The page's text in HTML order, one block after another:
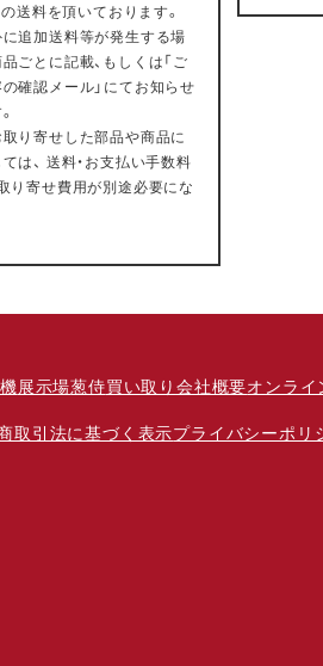
送料を頂いております。
に追加送料等が発生する場
ごとに記載、もしくは「ご
確認メール」にてお知らせ
り寄せした部品や商品に
は、 送料・お支払い手数料
り寄せ費用が別途必要にな
展示場葱侍買い取り 会社概要オンライ
取引法に基づく表示プライバシーポリ